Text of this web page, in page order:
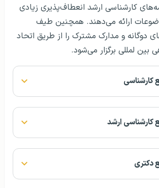
کارشناسی ارشد انعطاف‌پذیری زیادی
ارائه می‌دهند. همچنین طیف
دوگانه و مدارک مشترک را از طریق اتحاد
بین ‌لمللی برگزار می‌شود.
کارشناسی
ارشد
دکتری